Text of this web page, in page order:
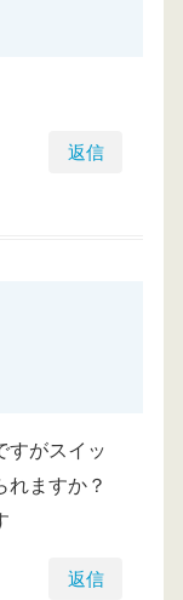
返信
すがスイッ
れますか？
返信